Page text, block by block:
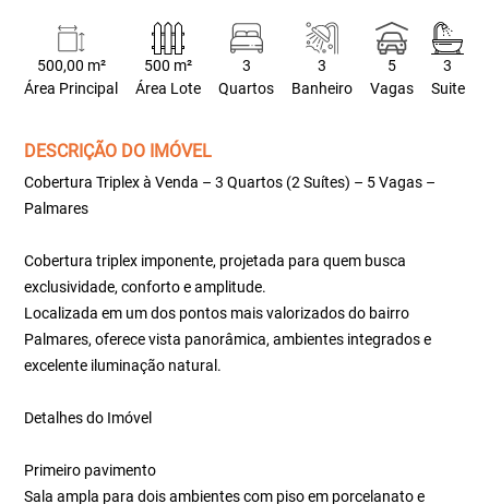
500,00 m²
Área Principal
500 m²
Área Lote
3
Quartos
3
Banheiro
5
Vagas
3
Suite
DESCRIÇÃO DO IMÓVEL
Cobertura Triplex à Venda – 3 Quartos (2 Suítes) – 5 Vagas –
Palmares
Cobertura triplex imponente, projetada para quem busca
exclusividade, conforto e amplitude.
Localizada em um dos pontos mais valorizados do bairro
Palmares, oferece vista panorâmica, ambientes integrados e
excelente iluminação natural.
Detalhes do Imóvel
Primeiro pavimento
Sala ampla para dois ambientes com piso em porcelanato e